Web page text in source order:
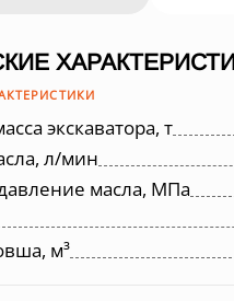
экскаватора, т
л/мин
масла, МПа
м³